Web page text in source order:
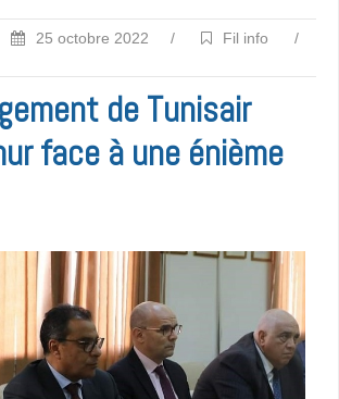
25 octobre 2022 / Fil info
/
de Tunisair
face à une énième